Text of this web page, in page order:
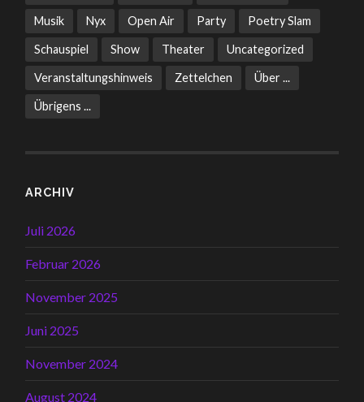
Musik Nyx Open Air Party Poetry Slam
Schauspiel Show Theater Uncategorized
Veranstaltungshinweis Zettelchen Über ...
Übrigens ...
ARCHIV
Juli 2026
Februar 2026
November 2025
Juni 2025
November 2024
August 2024